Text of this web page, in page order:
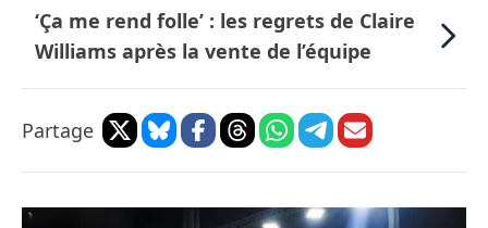
‘Ça me rend folle’ : les regrets de Claire
Williams après la vente de l’équipe
Partage